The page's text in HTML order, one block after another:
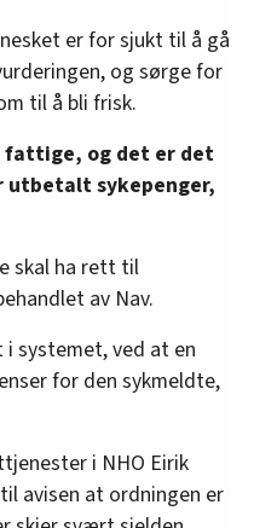
er for sjukt til å gå
og sørge for
til å bli frisk.
fattige, og det er det
sykepenger,
skal ha rett til
av Nav.
i systemet, ved at en
for den sykmeldte,
i NHO Eirik
avisen at ordningen er